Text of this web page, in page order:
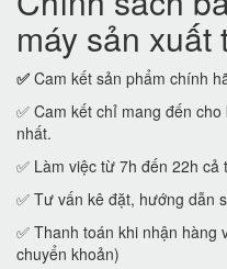
máy sản xuất
✅ Cam kết sản phẩm chính
✅ Cam kết chỉ mang đến
nhất.
✅ Làm việc từ 7h đến 22h cả
✅ Tư vấn kê đặt, hướng dẫn
✅ Thanh toán khi nhận
chuyển khoản)